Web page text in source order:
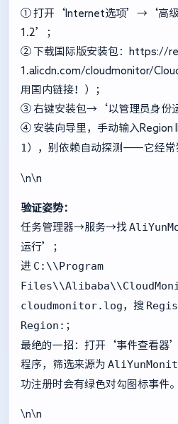
① 打开‘Internet选项’→‘高
1.2’；
② 下载国际版安装包：
https://
1.alicdn.com/cloudmonitor/
用国内链接！）；
③ 右键安装包→‘以管理员身份
④ 安装向导里，手动输入Region
1 ），别依赖自动探测——它经常
\n\n
验证姿势：
任务管理器→服务→找
运行’；
进 C:\\Program
cloudmonitor.log ，搜
Region: ；
最绝的一招：打开‘事件查看
程序，筛选来源为
功注册时会有绿色对勾图标事件。
\n\n